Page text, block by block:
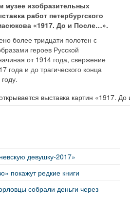
музее изобразительных
работ петербургского
«1917. До и После…».
более тридцати полотен с
героев Русской
от 1914 года, свержение
года и до трагического конца
выставка картин «1917. До
девушку-2017»
покажут редкие книги
собрали деньги через